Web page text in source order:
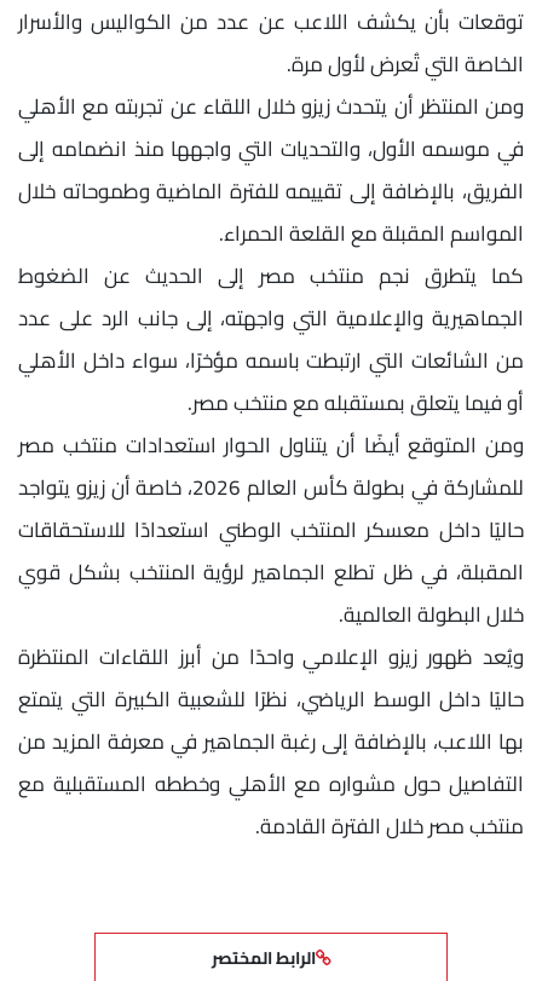
توقعات بأن يكشف اللاعب عن عدد من الكواليس والأسرار
الخاصة التي تُعرض لأول مرة.
ومن المنتظر أن يتحدث زيزو خلال اللقاء عن تجربته مع الأهلي
في موسمه الأول، والتحديات التي واجهها منذ انضمامه إلى
الفريق، بالإضافة إلى تقييمه للفترة الماضية وطموحاته خلال
المواسم المقبلة مع القلعة الحمراء.
كما يتطرق نجم منتخب مصر إلى الحديث عن الضغوط
الجماهيرية والإعلامية التي واجهته، إلى جانب الرد على عدد
من الشائعات التي ارتبطت باسمه مؤخرًا، سواء داخل الأهلي
أو فيما يتعلق بمستقبله مع منتخب مصر.
ومن المتوقع أيضًا أن يتناول الحوار استعدادات منتخب مصر
للمشاركة في بطولة كأس العالم 2026، خاصة أن زيزو يتواجد
حاليًا داخل معسكر المنتخب الوطني استعدادًا للاستحقاقات
المقبلة، في ظل تطلع الجماهير لرؤية المنتخب بشكل قوي
خلال البطولة العالمية.
ويُعد ظهور زيزو الإعلامي واحدًا من أبرز اللقاءات المنتظرة
حاليًا داخل الوسط الرياضي، نظرًا للشعبية الكبيرة التي يتمتع
بها اللاعب، بالإضافة إلى رغبة الجماهير في معرفة المزيد من
التفاصيل حول مشواره مع الأهلي وخططه المستقبلية مع
منتخب مصر خلال الفترة القادمة.
الرابط المختصر